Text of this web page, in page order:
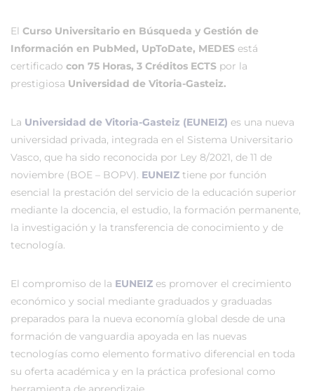
El Curso Universitario en Búsqueda y Gestión de
Información en PubMed, UpToDate, MEDES está
certificado con 75 Horas, 3 Créditos ECTS por la
prestigiosa Universidad de Vitoria-Gasteiz.
La Universidad de Vitoria-Gasteiz (EUNEIZ) es una nueva
universidad privada, integrada en el Sistema Universitario
Vasco, que ha sido reconocida por Ley 8/2021, de 11 de
noviembre (BOE – BOPV). EUNEIZ tiene por función
esencial la prestación del servicio de la educación superior
mediante la docencia, el estudio, la formación permanente,
la investigación y la transferencia de conocimiento y de
tecnología.
El compromiso de la EUNEIZ es promover el crecimiento
económico y social mediante graduados y graduadas
preparados para la nueva economía global desde de una
formación de vanguardia apoyada en las nuevas
tecnologías como elemento formativo diferencial en toda
su oferta académica y en la práctica profesional como